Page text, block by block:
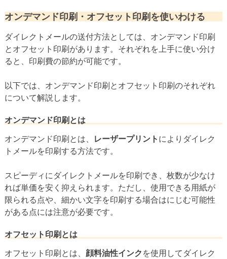
オンデマンド印刷・オフセット印刷を使いわける
ダイレクトメールの送付方法としては、オンデマンド印刷
とオフセット印刷があります。それぞれを上手に使い分け
ると、印刷費の節約が可能です。
以下では、オンデマンド印刷とオフセット印刷のそれぞれ
について解説します。
オンデマンド印刷とは
オンデマンド印刷とは、 レーザープリント によりダイレク
トメールを印刷する方法です。
スピーディにダイレクトメールを印刷でき、枚数が少なけ
れば単価を安く抑えられます。ただし、使用できる用紙が
限られる点や、細かい文字を印刷する場合はにじむ可能性
がある点には注意が必要です。
オフセット印刷とは
オフセット印刷とは、 顔料油性インク を使用してダイレク